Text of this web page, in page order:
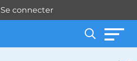
cookies
Se connecter